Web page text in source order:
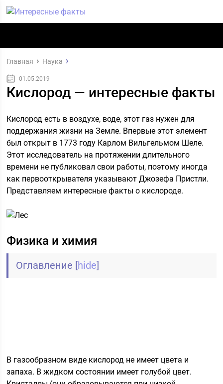
Главная Наука
01.05.2019
Кислород — интересные факты
Кислород есть в воздухе, воде, этот газ нужен для
поддержания жизни на Земле. Впервые этот элемент
был открыт в 1773 году Карлом Вильгельмом Шеле.
Этот исследователь на протяжении длительного
времени не публиковал свои работы, поэтому иногда
как первооткрывателя указывают Джозефа Пристли.
Представляем интересные факты о кислороде.
Физика и химия
Оглавление [hide]
В газообразном виде кислород не имеет цвета и
запаха. В жидком состоянии имеет голубой цвет.